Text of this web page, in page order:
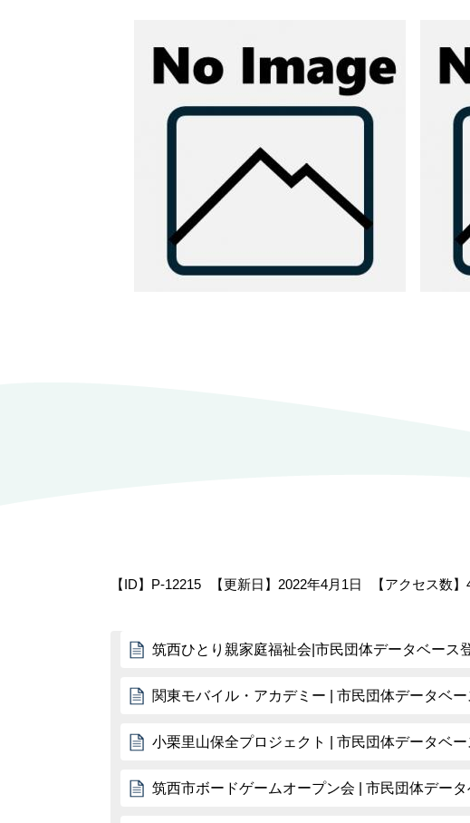
【ID】 P-12215 【更新日】 2022年4月1日 【アクセス数】
筑西ひとり親家庭福祉会|市民団体データベース
関東モバイル・アカデミー | 市民団体データベ
小栗里山保全プロジェクト | 市民団体データベ
筑西市ボードゲームオープン会 | 市民団体デー